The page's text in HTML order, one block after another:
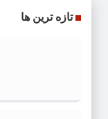
تازه ترین ها